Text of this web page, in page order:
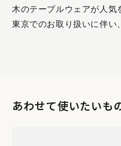
木のテーブルウェアが人
東京でのお取り扱いに伴い
あわせて使いたいも